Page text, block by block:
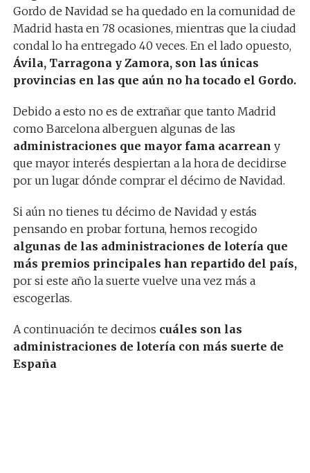
Gordo de Navidad se ha quedado en la comunidad de
Madrid hasta en 78 ocasiones, mientras que la ciudad
condal lo ha entregado 40 veces. En el lado opuesto,
Ávila, Tarragona y Zamora, son las únicas
provincias en las que aún no ha tocado el Gordo.
Debido a esto no es de extrañar que tanto Madrid
como Barcelona alberguen algunas de las
administraciones que mayor fama acarrean y
que mayor interés despiertan a la hora de decidirse
por un lugar dónde comprar el décimo de Navidad.
Si aún no tienes tu décimo de Navidad y estás
pensando en probar fortuna, hemos recogido
algunas de las administraciones de lotería que
más premios principales han repartido del país,
por si este año la suerte vuelve una vez más a
escogerlas.
A continuación te decimos cuáles son las
administraciones de lotería con más suerte de
España